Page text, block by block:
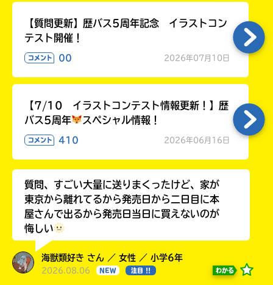
【質問更新】歴バス5周年記念 イラストコン
テスト開催！
コメント 00 2026年07月10日
【7/10 イラストコンテスト情報更新！】歴
バス5周年
スペシャル情報！
コメント 410 2026年06月16日
質問、すごい大量に送りまくったけど、家が
東京から離れてるから発売日から二日目に本
屋さんで出るから発売日当日に買えないのが
悔しい
海獣類好き さん ／ 女性 ／ 小学6年
2026.08.06 NEW 注目 !! わかる